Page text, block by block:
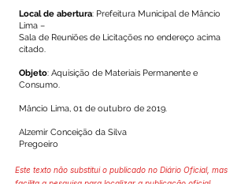
Local de abertura: Prefeitura Municipal de Mâncio
Lima –
Sala de Reuniões de Licitações no endereço acima
citado.
Objeto: Aquisição de Materiais Permanente e
Consumo.
Mâncio Lima, 01 de outubro de 2019.
Alzemir Conceição da Silva
Pregoeiro
Este texto não substitui o publicado no Diário Oficial, mas